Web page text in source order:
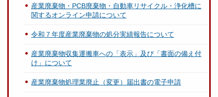
産業廃棄物・PCB廃棄物・自動車リサイクル・浄化槽に
関するオンライン申請について
令和７年度産業廃棄物の処分実績報告について
産業廃棄物収集運搬車への「表示」及び「書面の備え付
け」について
産業廃棄物処理業廃止（変更）届出書の電子申請